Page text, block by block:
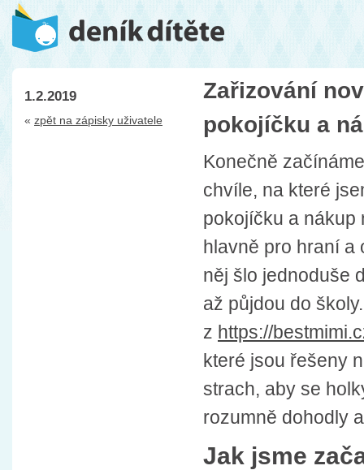
1.2.2019
« zpět na zápisky uživatele
Zařizování
pokojíčku a
Konečně
chvíle, na které
pokojíčku a nákup
hlavně pro hraní a
něj šlo jednoduše
až půjdou do
z https://
které jsou řešeny
strach, aby se
rozumně dohodly
Jak jsme